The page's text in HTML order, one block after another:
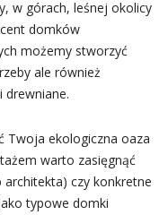
w górach, leśnej okolicy
domków
możemy stworzyć
ale również
Twoja ekologiczna oaza
warto zasięgnąć
architekta) czy konkretne
typowe domki